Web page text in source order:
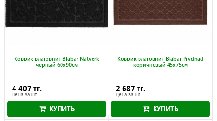
Коврик влаговпит Blabar Natverk
черный 60x90см
4 407 тг.
цена за шт.
КУПИТЬ
Коврик влаговпит Blabar Prydnad
коричневый 45x75см
2 687 тг.
цена за шт.
КУПИТЬ